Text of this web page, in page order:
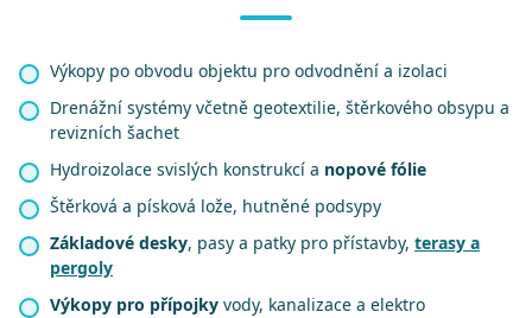
Výkopy po obvodu objektu pro odvodnění a izolaci
Drenážní systémy včetně geotextilie, štěrkového obsypu a
revizních šachet
Hydroizolace svislých konstrukcí a nopové fólie
Štěrková a písková lože, hutněné podsypy
Základové desky, pasy a patky pro přístavby, terasy a
pergoly
Výkopy pro přípojky vody, kanalizace a elektro